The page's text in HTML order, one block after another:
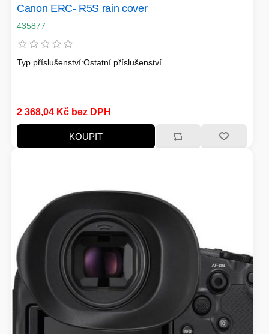
Canon ERC- R5S rain cover
435877
Typ příslušenství:Ostatní příslušenství
2 368,04 Kč bez DPH
KOUPIT